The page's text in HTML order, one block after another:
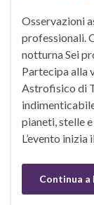
Osservazioni
professionali.
notturna Sei
Partecipa alla
Astrofisico di
pianeti, stelle
L’evento
Continua a